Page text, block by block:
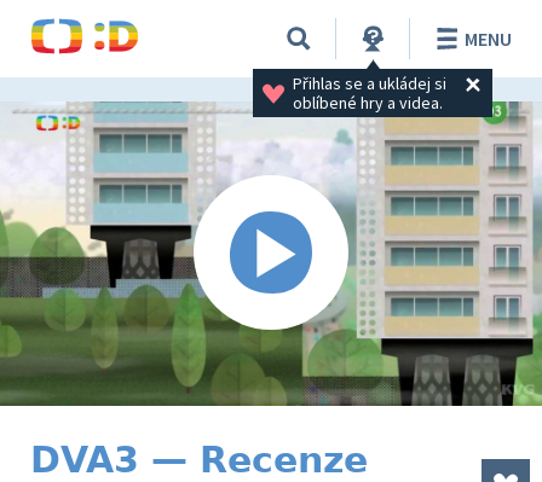
Přihlas se a ukládej si
oblíbené hry a videa.
MENU
DVA3 — Recenze